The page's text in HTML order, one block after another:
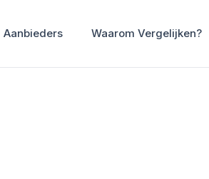
Aanbieders Waarom Vergelijken?